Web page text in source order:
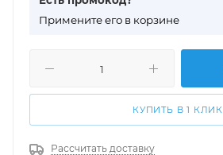
Примените его в корзине
КУПИТЬ В 1 КЛИК
Рассчитать доставку